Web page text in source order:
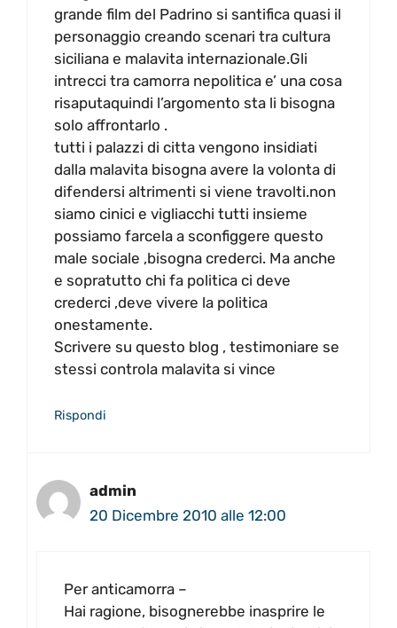
grande film del Padrino si santifica quasi il
personaggio creando scenari tra cultura
siciliana e malavita internazionale.Gli
intrecci tra camorra nepolitica e’ una cosa
risaputaquindi l’argomento sta li bisogna
solo affrontarlo .
tutti i palazzi di citta vengono insidiati
dalla malavita bisogna avere la volonta di
difendersi altrimenti si viene travolti.non
siamo cinici e vigliacchi tutti insieme
possiamo farcela a sconfiggere questo
male sociale ,bisogna crederci. Ma anche
e sopratutto chi fa politica ci deve
crederci ,deve vivere la politica
onestamente.
Scrivere su questo blog , testimoniare se
stessi controla malavita si vince
Rispondi
admin
20 Dicembre 2010 alle 12:00
Per anticamorra –
Hai ragione, bisognerebbe inasprire le